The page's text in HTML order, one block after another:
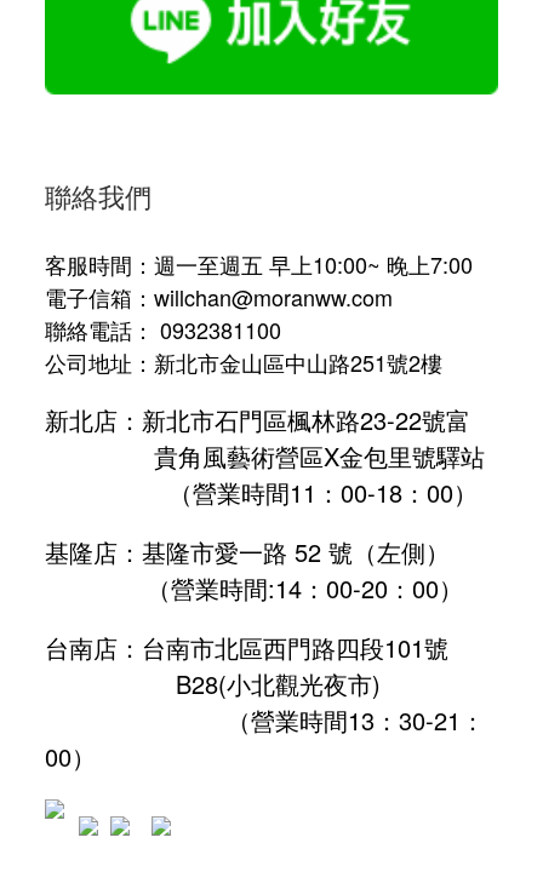
聯絡我們
客服時間：週一至週五 早上10:00~ 晚上7:00
電子信箱：willchan@moranww.com
聯絡電話： 0932381100
公司地址：新北市金山區中山路251號2樓
新北店：新北市石門區楓林路23-22號富
貴角風藝術營區X金包里號驛站
（營業時間11：00-18：00）
基隆店：基隆市愛一路 52 號（左側）
（營業時間:14：00-20：00）
台南店：台南市北區西門路四段101號
B28(小北觀光夜市)
（營業時間13：30-21：
00）